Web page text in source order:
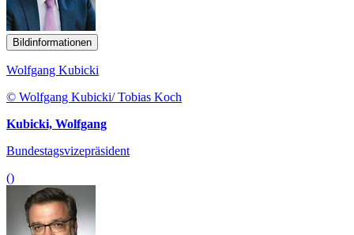
Bildinformationen
Wolfgang Kubicki
© Wolfgang Kubicki/ Tobias Koch
Kubicki, Wolfgang
Bundestagsvizepräsident
()